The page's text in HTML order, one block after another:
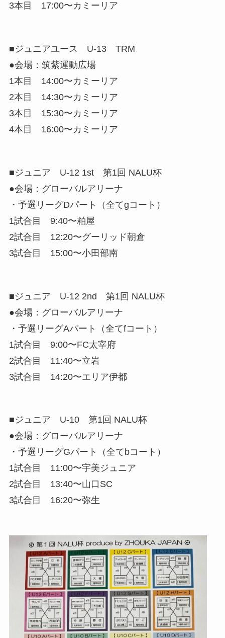
3本目 17:00〜カミーリア
■ジュニアユース U-13 TRM
●会場：筑紫運動広場
1本目 14:00〜カミーリア
2本目 14:30〜カミーリア
3本目 15:30〜カミーリア
4本目 16:00〜カミーリア
■ジュニア U-12 1st 第1回 NALU杯
●会場：グローバルアリーナ
・予選リーグDパート（全てgコート）
1試合目 9:40〜粕屋
2試合目 12:20〜グーリッド朝倉
3試合目 15:00〜小田部南
■ジュニア U-12 2nd 第1回 NALU杯
●会場：グローバルアリーナ
・予選リーグAパート（全てfコート）
1試合目 9:00〜FC太宰府
2試合目 11:40〜立岩
3試合目 14:20〜エリア伊都
■ジュニア U-10 第1回 NALU杯
●会場：グローバルアリーナ
・予選リーグGパート（全てbコート）
1試合目 11:00〜宇美ジュニア
2試合目 13:40〜山口SC
3試合目 16:20〜弥生